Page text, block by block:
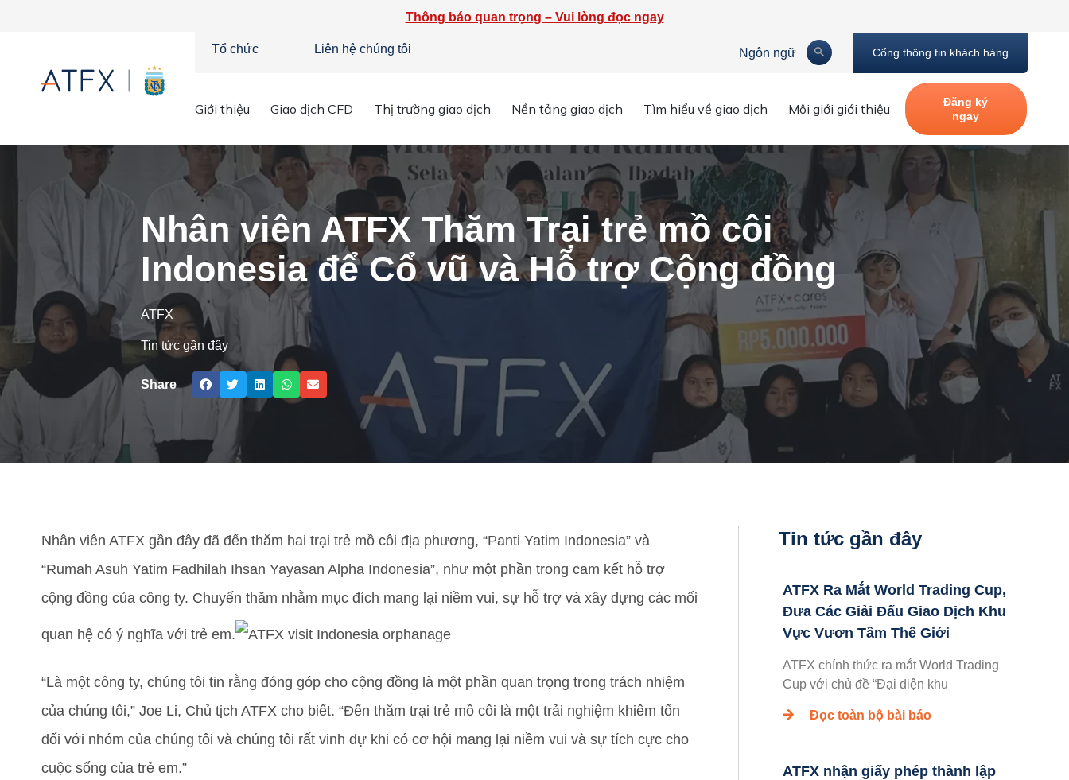
Thông báo quan trọng – Vui lòng đọc ngay
Tổ chức Liên hệ chúng tôi Ngôn ngữ Cổng thông tin khách hàng
Giới thiệu Giao dịch CFD Thị trường giao dịch Nền tảng giao dịch Tìm hiểu về giao dịch Môi giới giới thiệu
Đăng ký
ngay
Nhân viên ATFX Thăm Trại trẻ mồ côi
Indonesia để Cổ vũ và Hỗ trợ Cộng đồng
ATFX
Tin tức gần đây
Share
Nhân viên ATFX gần đây đã đến thăm hai trại trẻ mồ côi địa phương, “Panti Yatim Indonesia” và
“Rumah Asuh Yatim Fadhilah Ihsan Yayasan Alpha Indonesia”, như một phần trong cam kết hỗ trợ
cộng đồng của công ty. Chuyến thăm nhằm mục đích mang lại niềm vui, sự hỗ trợ và xây dựng các mối
quan hệ có ý nghĩa với trẻ em.
“Là một công ty, chúng tôi tin rằng đóng góp cho cộng đồng là một phần quan trọng trong trách nhiệm
của chúng tôi,” Joe Li, Chủ tịch ATFX cho biết. “Đến thăm trại trẻ mồ côi là một trải nghiệm khiêm tốn
đối với nhóm của chúng tôi và chúng tôi rất vinh dự khi có cơ hội mang lại niềm vui và sự tích cực cho
cuộc sống của trẻ em.”
Tin tức gần đây
ATFX Ra Mắt World Trading Cup,
Đưa Các Giải Đấu Giao Dịch Khu
Vực Vươn Tầm Thế Giới
ATFX chính thức ra mắt World Trading
Cup với chủ đề “Đại diện khu
Đọc toàn bộ bài báo
ATFX nhận giấy phép thành lập